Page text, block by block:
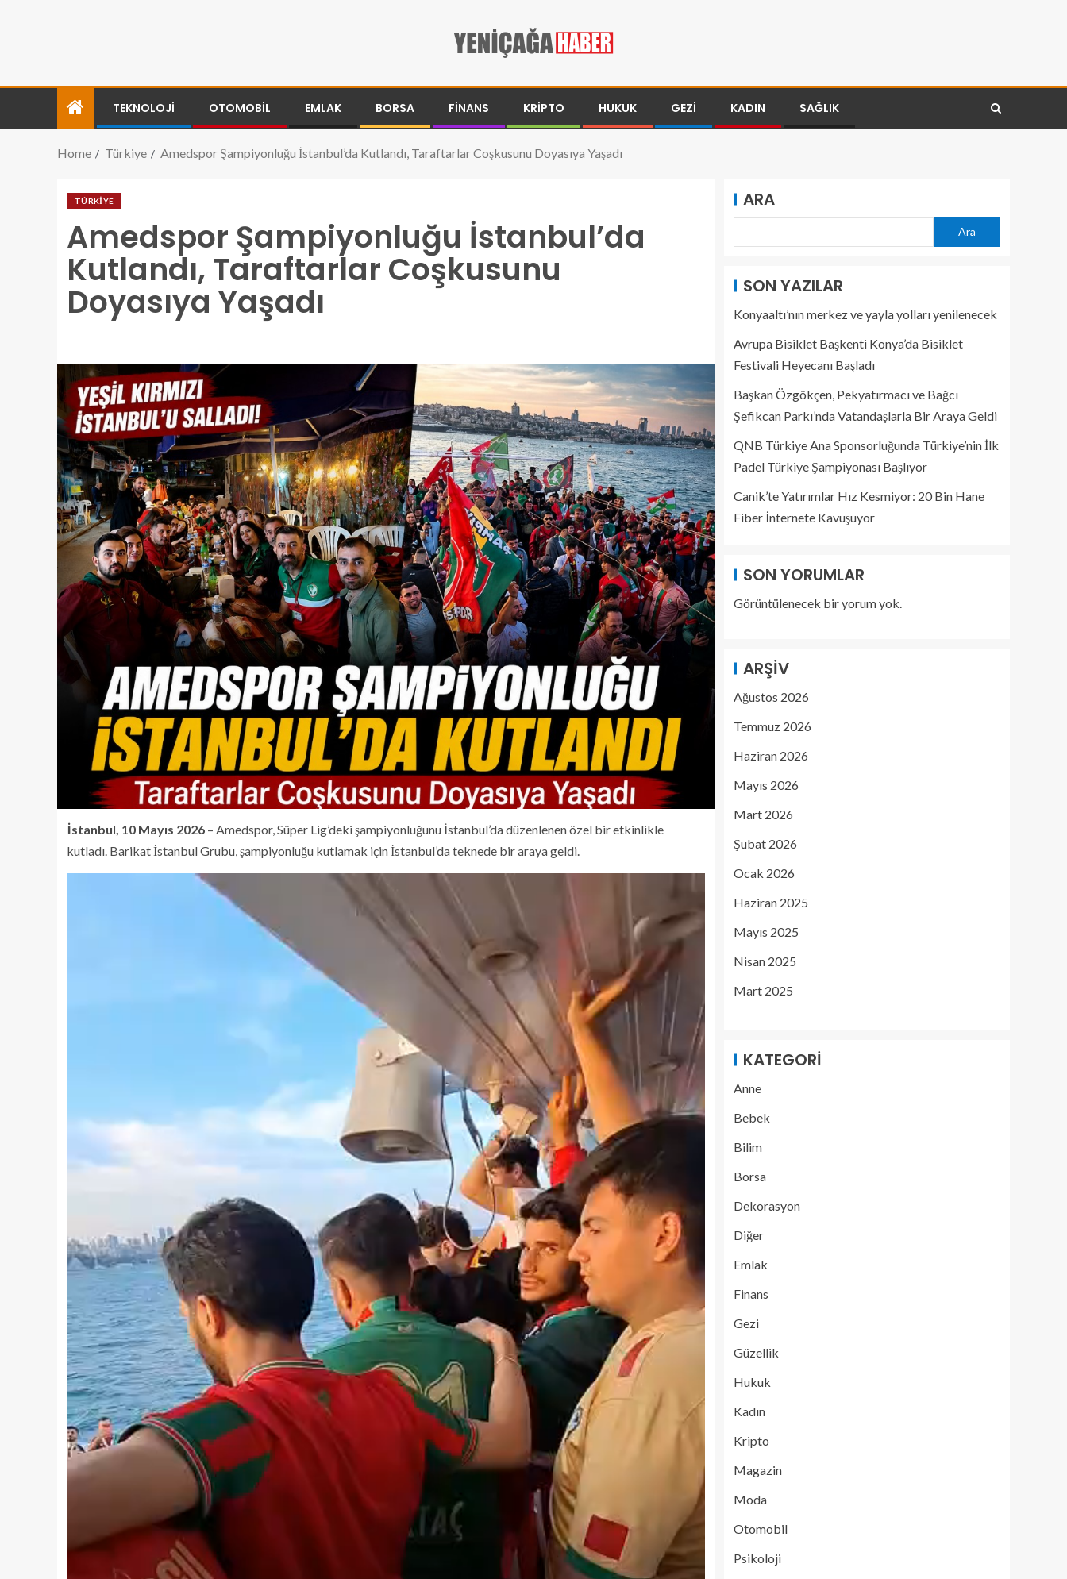
TEKNOLOJI OTOMOBIL EMLAK BORSA FINANS KRIPTO HUKUK GEZI KADIN SAĞLIK
Home Türkiye Amedspor Şampiyonluğu İstanbul’da Kutlandı, Taraftarlar Coşkusunu Doyasıya Yaşadı
TÜRKIYE
Amedspor Şampiyonluğu İstanbul’da
Kutlandı, Taraftarlar Coşkusunu
Doyasıya Yaşadı
İstanbul, 10 Mayıs 2026 – Amedspor, Süper Lig’deki şampiyonluğunu İstanbul’da düzenlenen özel bir etkinlikle
kutladı. Barikat İstanbul Grubu, şampiyonluğu kutlamak için İstanbul’da teknede bir araya geldi.
ARA
Ara
SON YAZILAR
Konyaaltı’nın merkez ve yayla yolları yenilenecek
Avrupa Bisiklet Başkenti Konya’da Bisiklet
Festivali Heyecanı Başladı
Başkan Özgökçen, Pekyatırmacı ve Bağcı
Şefikcan Parkı’nda Vatandaşlarla Bir Araya Geldi
QNB Türkiye Ana Sponsorluğunda Türkiye’nin İlk
Padel Türkiye Şampiyonası Başlıyor
Canik’te Yatırımlar Hız Kesmiyor: 20 Bin Hane
Fiber İnternete Kavuşuyor
SON YORUMLAR
Görüntülenecek bir yorum yok.
ARŞIV
Ağustos 2026
Temmuz 2026
Haziran 2026
Mayıs 2026
Mart 2026
Şubat 2026
Ocak 2026
Haziran 2025
Mayıs 2025
Nisan 2025
Mart 2025
KATEGORI
Anne
Bebek
Bilim
Borsa
Dekorasyon
Diğer
Emlak
Finans
Gezi
Güzellik
Hukuk
Kadın
Kripto
Magazin
Moda
Otomobil
Psikoloji